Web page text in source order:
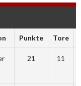
Punkte Tore
21 11